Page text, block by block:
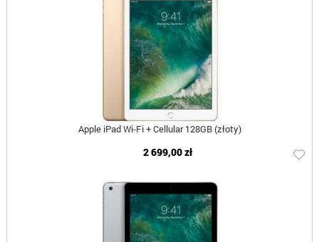
Apple iPad Wi-Fi + Cellular 128GB (złoty)
2 699,00 zł